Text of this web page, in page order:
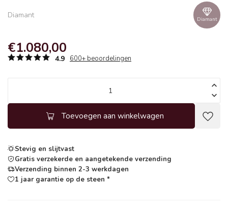
Diamant Diamant
€1.080,00
4.9 600+ beoordelingen
Toevoegen aan winkelwagen
Stevig en slijtvast
Gratis verzekerde en aangetekende verzending
Verzending binnen 2-3 werkdagen
1 jaar garantie op de steen *